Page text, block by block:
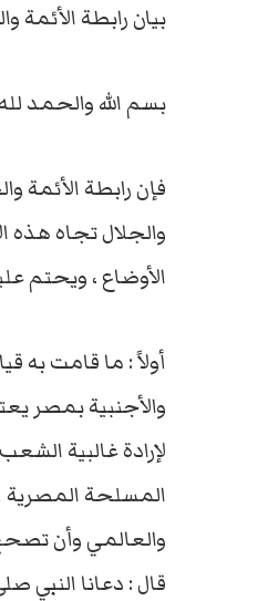
بيان رابطة
بسم الله والحمد
فإن رابطة الأئمة
والجلال تجاه هذه
الأوضاع ، ويحتم
أولاً : ما قامت به
والأجنبية بمصر
لإرادة غالبية
المسلحة المصرية
والعالمي وأن
قال : دعانا النبي